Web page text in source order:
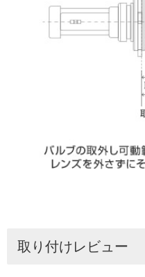
取り付けレビュー